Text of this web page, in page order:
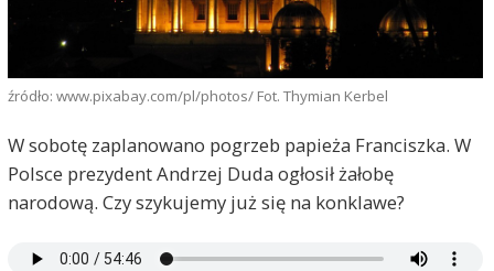
źródło: www.pixabay.com/pl/photos/ Fot. Thymian Kerbel
W sobotę zaplanowano pogrzeb papieża Franciszka. W
Polsce prezydent Andrzej Duda ogłosił żałobę
narodową. Czy szykujemy już się na konklawe?